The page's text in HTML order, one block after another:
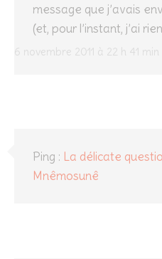
6 novembre 2011 à 22 h 41 min
message que j’avais
(et, pour l’instant, j’ai
Ping : La délicate
Mnêmosunê